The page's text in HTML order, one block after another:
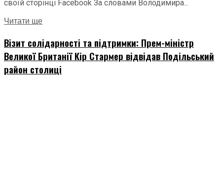
своїй сторінці Facebook За словами Володимира...
Читати ще
Візит солідарності та підтримки: Прем-міністр
Великої Британії Кір Стармер відвідав Подільський
район столиці